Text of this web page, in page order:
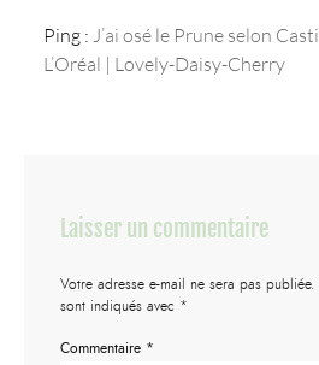
Ping : J’ai osé le Prune selon
L’Oréal | Lovely-Daisy-Cherry
Laisser un commentaire
Votre adresse e-mail ne sera pas publiée.
sont indiqués avec *
Commentaire *